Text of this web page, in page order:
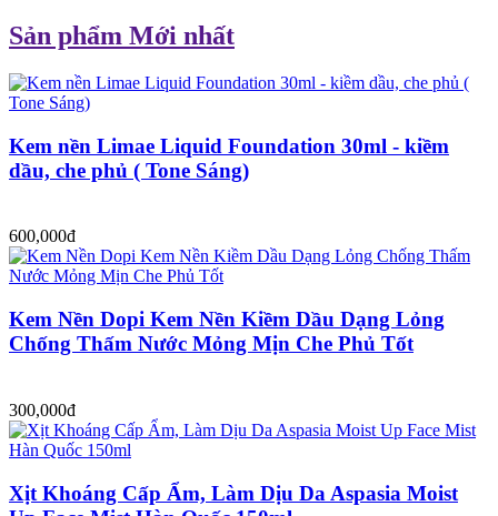
Sản phẩm Mới nhất
Kem nền Limae Liquid Foundation 30ml - kiềm
dầu, che phủ ( Tone Sáng)
600,000đ
Kem Nền Dopi Kem Nền Kiềm Dầu Dạng Lỏng
Chống Thấm Nước Mỏng Mịn Che Phủ Tốt
300,000đ
Xịt Khoáng Cấp Ẩm, Làm Dịu Da Aspasia Moist